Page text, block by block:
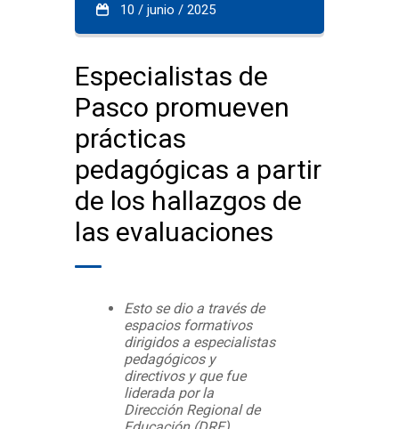
10 / junio / 2025
Especialistas de
Pasco promueven
prácticas
pedagógicas a partir
de los hallazgos de
las evaluaciones
Esto se dio a través de
espacios formativos
dirigidos a especialistas
pedagógicos y
directivos y que fue
liderada por la
Dirección Regional de